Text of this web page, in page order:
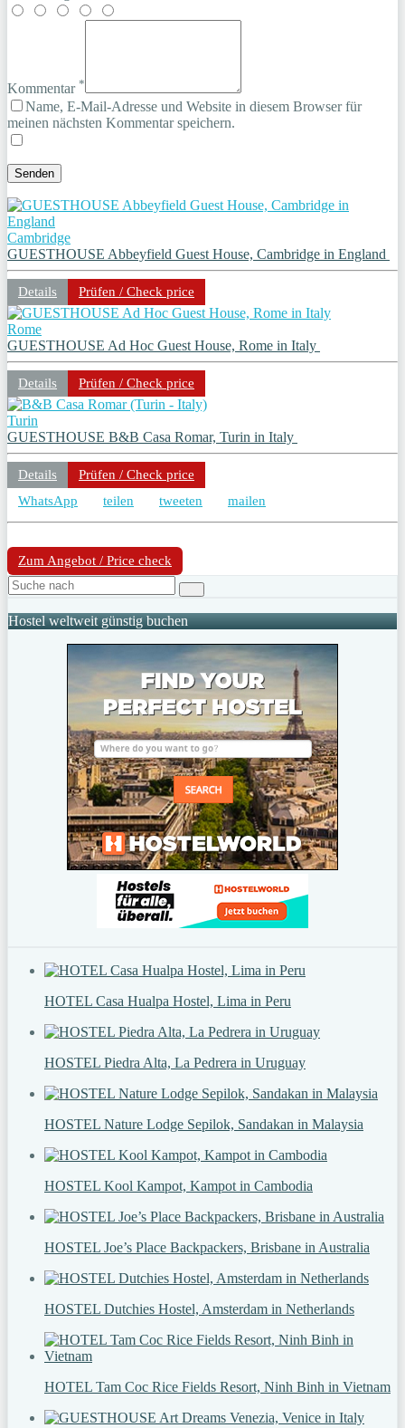
Kommentar *
Name, E-Mail-Adresse und Website in diesem Browser für
meinen nächsten Kommentar speichern.
Cambridge
GUESTHOUSE Abbeyfield Guest House, Cambridge in England
Details Prüfen / Check price
Rome
GUESTHOUSE Ad Hoc Guest House, Rome in Italy
Details Prüfen / Check price
Turin
GUESTHOUSE B&B Casa Romar, Turin in Italy
Details
Prüfen / Check price
WhatsApp
teilen tweeten mailen
Zum Angebot / Price check
Hostel weltweit günstig buchen
HOTEL Casa Hualpa Hostel, Lima in Peru
HOSTEL Piedra Alta, La Pedrera in Uruguay
HOSTEL Nature Lodge Sepilok, Sandakan in Malaysia
HOSTEL Kool Kampot, Kampot in Cambodia
HOSTEL Joe’s Place Backpackers, Brisbane in Australia
HOSTEL Dutchies Hostel, Amsterdam in Netherlands
HOTEL Tam Coc Rice Fields Resort, Ninh Binh in Vietnam